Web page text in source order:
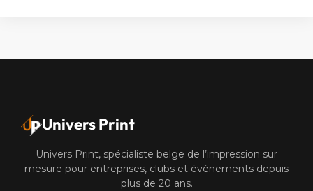
Univers Print
Univers Print, spécialiste belge de l’impression sur
mesure pour entreprises, clubs et événements depuis
plus de 20 ans.